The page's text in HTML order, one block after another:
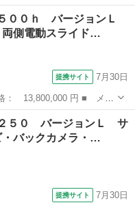
レード名： ＬＸ５７
タエアロ（Ｆ．Ｒ）マフ
００ｈ バージョンＬ
側電動スライド…
提携サイト 7月30日
グレード名： ＬＭ５０
側電動スライドドア ナ
２５０ バージョンＬ サ
・バックカメラ・…
提携サイト 7月30日